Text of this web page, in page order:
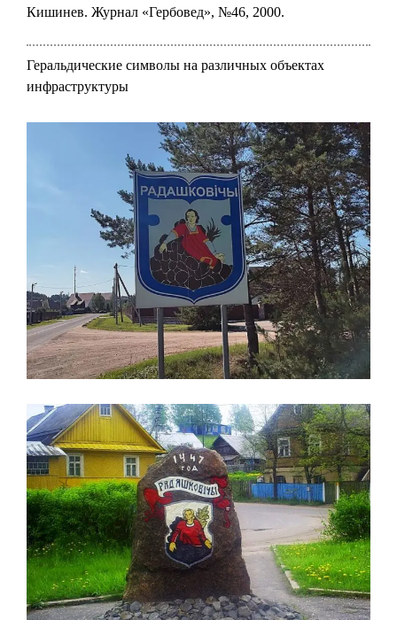
Кишинев. Журнал «Гербовед», №46, 2000.
Геральдические символы на различных объектах
инфраструктуры